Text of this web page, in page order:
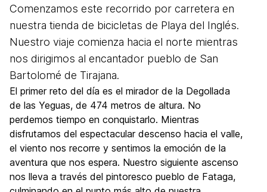
Comenzamos este recorrido por carretera en
nuestra tienda de bicicletas de Playa del Inglés.
Nuestro viaje comienza hacia el norte mientras
nos dirigimos al encantador pueblo de San
Bartolomé de Tirajana.
El primer reto del día es el mirador de la Degollada
de las Yeguas, de 474 metros de altura. No
perdemos tiempo en conquistarlo. Mientras
disfrutamos del espectacular descenso hacia el valle,
el viento nos recorre y sentimos la emoción de la
aventura que nos espera. Nuestro siguiente ascenso
nos lleva a través del pintoresco pueblo de Fataga,